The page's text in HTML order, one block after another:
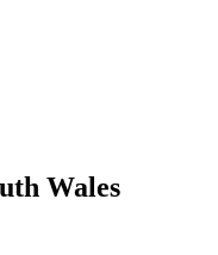
Wales